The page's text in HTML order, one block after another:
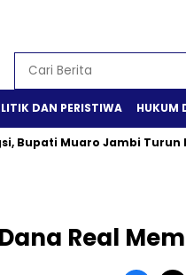
DAN PERISTIWA HUKUM
Bupati Muaro Jambi Turun
Real